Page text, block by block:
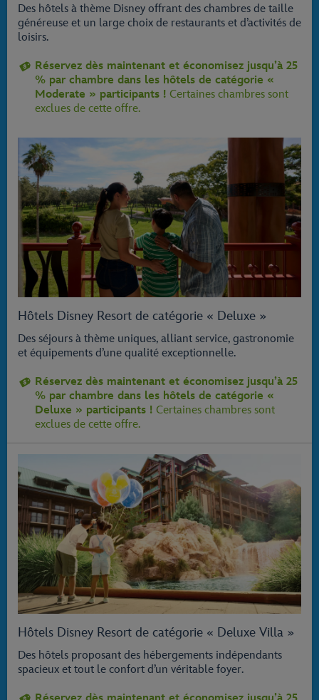
Des hôtels à thème Disney offrant des chambres de taille
généreuse et un large choix de restaurants et d’activités de
loisirs.
Réservez dès maintenant et économisez jusqu’à 25
% par chambre dans les hôtels de catégorie «
Moderate » participants ! Certaines chambres sont
exclues de cette offre.
Hôtels Disney Resort de catégorie « Deluxe »
Des séjours à thème uniques, alliant service, gastronomie
et équipements d’une qualité exceptionnelle.
Réservez dès maintenant et économisez jusqu’à 25
% par chambre dans les hôtels de catégorie «
Deluxe » participants ! Certaines chambres sont
exclues de cette offre.
Hôtels Disney Resort de catégorie « Deluxe Villa »
Des hôtels proposant des hébergements indépendants
spacieux et tout le confort d’un véritable foyer.